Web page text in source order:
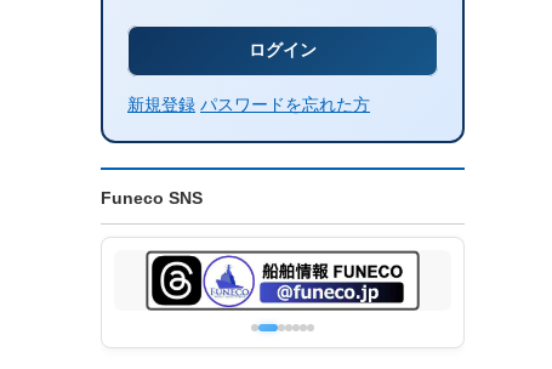
新規登録 パスワードを忘れた方
Funeco SNS